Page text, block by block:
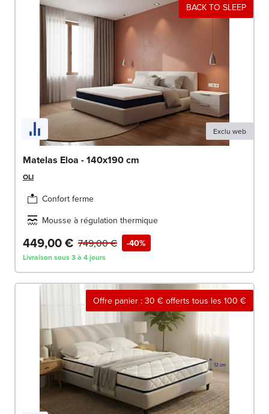
BACK TO SLEEP
Exclu web
Matelas Eloa - 140x190 cm
OLI
Confort ferme
Mousse à régulation thermique
449,00 € -40%
749,00 €
Livraison sous 3 à 4 jours
Offre panier : 30 € offerts tous les 100 €